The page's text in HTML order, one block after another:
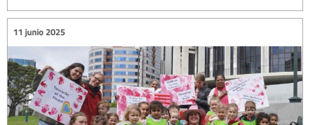
11 junio 2025